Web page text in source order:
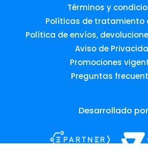
Términos y
Políticas de tratamiento
Política de envíos,
Aviso de
Promociones
Preguntas
Desarrollado